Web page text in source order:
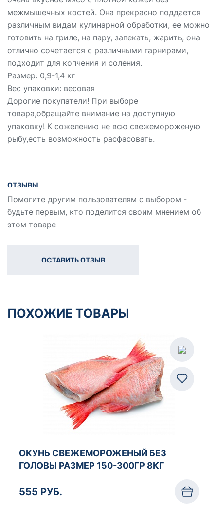
межмышечных костей. Она прекрасно поддается
различным видам кулинарной обработки, ее можно
готовить на гриле, на пару, запекать, жарить, она
отлично сочетается с различными гарнирами,
подходит для копчения и соления.
Размер: 0,9-1,4 кг
Вес упаковки: весовая
Дорогие покупатели! При выборе
товара,обращайте внимание на доступную
упаковку! К сожелению не всю свежемороженую
рыбу,есть возможность расфасовать.
ОТЗЫВЫ
Помогите другим пользователям с выбором -
будьте первым, кто поделится своим мнением об
этом товаре
ОСТАВИТЬ ОТЗЫВ
ПОХОЖИЕ ТОВАРЫ
ОКУНЬ СВЕЖЕМОРОЖЕНЫЙ БЕЗ
ГОЛОВЫ РАЗМЕР 150-300ГР 8КГ
555 РУБ.